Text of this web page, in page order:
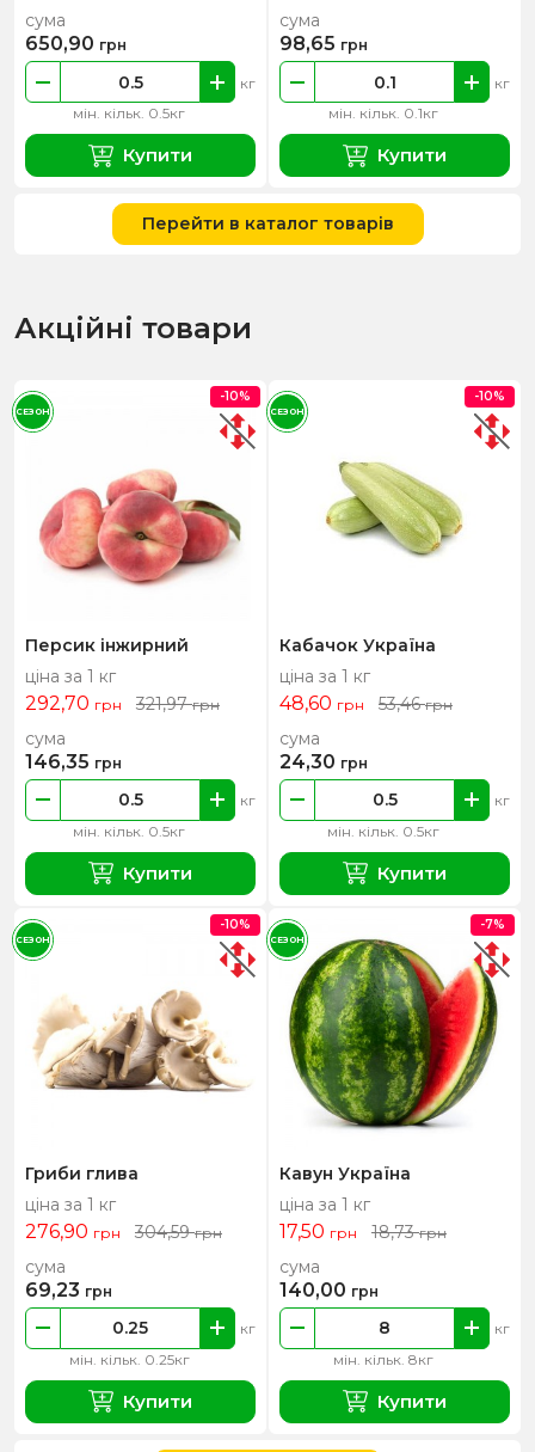
мін. кільк. 0.5кг
кг
сума
650,90 грн
Купити
мін. кільк. 0.1кг
кг
сума
98,65 грн
Купити
Перейти в каталог товарів
Акційні товари
Персик інжирний
ціна за 1 кг
292,70 грн 321,97грн
мін. кільк. 0.5кг
кг
сума
146,35 грн
Купити
-10%
СЕЗОН
Кабачок Україна
ціна за 1 кг
48,60 грн 53,46грн
мін. кільк. 0.5кг
кг
сума
24,30 грн
Купити
-10%
СЕЗОН
Гриби глива
ціна за 1 кг
276,90 грн 304,59грн
мін. кільк. 0.25кг
кг
сума
69,23 грн
Купити
-10%
СЕЗОН
Кавун Україна
ціна за 1 кг
17,50 грн 18,73грн
мін. кільк. 8кг
кг
сума
140,00 грн
Купити
-7%
СЕЗОН